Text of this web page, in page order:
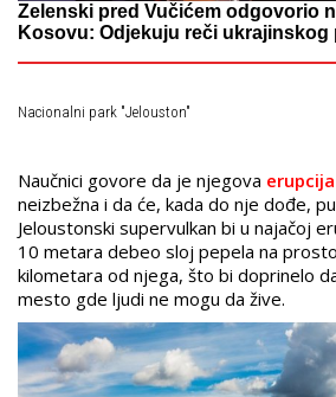
Zelenski pred Vučićem odgovorio
Kosovu: Odjekuju reči ukrajinskog
Nacionalni park "Jelouston"
Naučnici govore da je njegova erupcija
neizbežna i da će, kada do nje dođe,
Jeloustonski supervulkan bi u najačoj
10 metara debeo sloj pepela na
kilometara od njega, što bi doprinelo
mesto gde ljudi ne mogu da žive.